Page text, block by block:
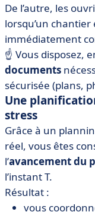
De l’autre, les
lorsqu’un
immédiatement
☝️ Vous disposez,
documents
sécurisée (plans,
Une
stress
Grâce à un
réel, vous êtes
l’avancement du
l’instant T.
Résultat :
vous